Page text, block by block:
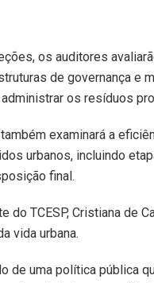
os auditores
de governança e
os resíduos
examinará a
urbanos, incluindo
final.
do TCESP, Cristiana de
vida urbana.
de uma política pública